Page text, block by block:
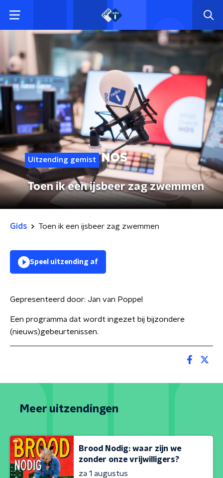
Uitzending gemist
Toen ik een ijsbeer zag zwemmen
Gids Toen ik een ijsbeer zag zwemmen
Speel uitzending af
Gepresenteerd door: Jan van Poppel
Een programma dat wordt ingezet bij bijzondere
(nieuws)gebeurtenissen.
Meer uitzendingen
Brood Nodig: waar zijn we
zonder onze vrijwilligers?
za 1 augustus